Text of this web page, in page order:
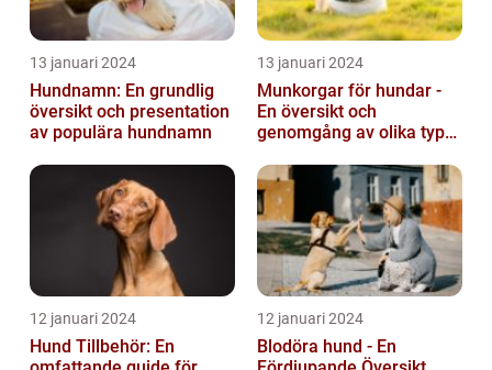
13 januari 2024
Hundnamn: En grundlig
översikt och presentation
av populära hundnamn
13 januari 2024
Munkorgar för hundar -
En översikt och
genomgång av olika typer
och nackde...
12 januari 2024
Hund Tillbehör: En
12 januari 2024
Blodöra hund - En